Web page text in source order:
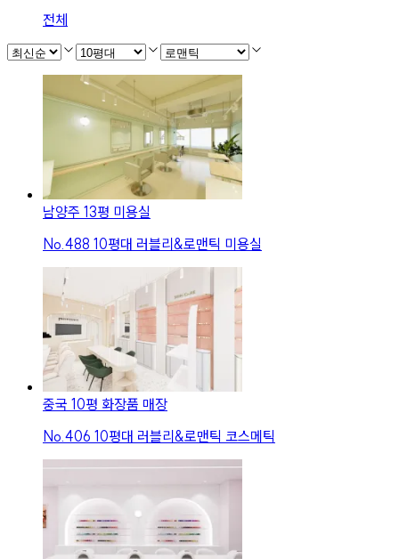
전체
남양주 13평 미용실
No. 488 10평대 러블리&로맨틱 미용실
중국 10평 화장품 매장
No. 406 10평대 러블리&로맨틱 코스메틱